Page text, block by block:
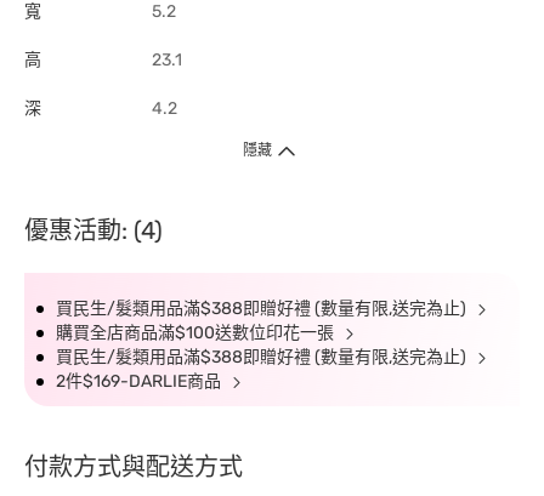
寬 5.2
高 23.1
深 4.2
隱藏
優惠活動: (4)
買民生/髮類用品滿$388即贈好禮 (數量有限,送完為止)
購買全店商品滿$100送數位印花一張
買民生/髮類用品滿$388即贈好禮 (數量有限,送完為止)
2件$169-DARLIE商品
付款方式與配送方式